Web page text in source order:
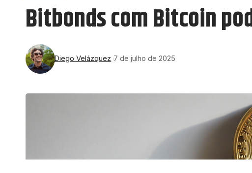
Bitbonds com Bitcoin
Diego Velázquez 7 de julho de 2025